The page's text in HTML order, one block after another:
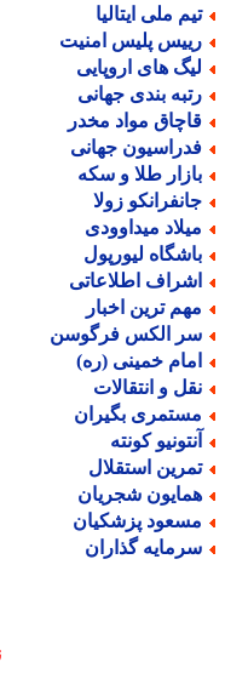
ملی ایتالیا
پلیس امنیت
های اروپایی
بندی جهانی
مواد مخدر
جهانی
طلا و سکه
زولا
میداوودی
لیورپول
اطلاعاتی
ترین اخبار
الکس فرگوسن
خمینی (ره)
و انتقالات
بگیران
کونته
استقلال
شجریان
پزشکیان
گذاران